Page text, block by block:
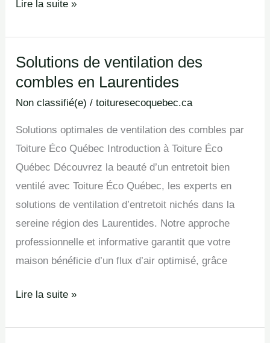
Lire la suite »
Solutions de ventilation des
combles en Laurentides
Non classifié(e) /toituresecoquebec.ca
Solutions optimales de ventilation des combles par
Toiture Éco Québec Introduction à Toiture Éco
Québec Découvrez la beauté d’un entretoit bien
ventilé avec Toiture Éco Québec, les experts en
solutions de ventilation d’entretoit nichés dans la
sereine région des Laurentides. Notre approche
professionnelle et informative garantit que votre
maison bénéficie d’un flux d’air optimisé, grâce
Solutions
de
ventilation
combles
en
Laurentides
Lire la suite »